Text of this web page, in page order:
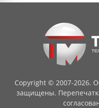
Copyright © 2007-2026.
защищены.